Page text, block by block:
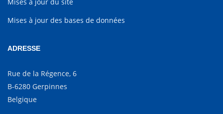
Mises à jour des bases de données
ADRESSE
Rue de la Régence, 6
B-6280 Gerpinnes
Belgique